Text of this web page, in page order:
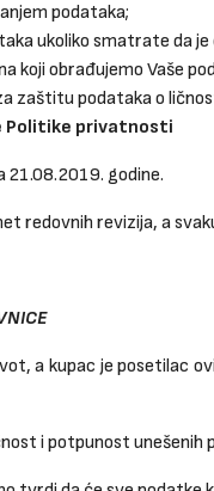
podataka;
ukoliko smatrate da
koji obrađujemo Vaše
zaštitu podataka o
Politike privatnosti
21.08.2019. godine.
redovnih revizija, a
a kupac je posetilac
i potpunost unešenih